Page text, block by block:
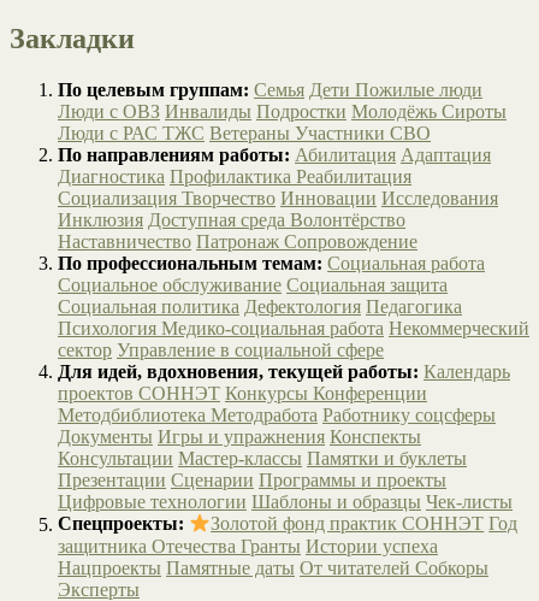
Закладки
По целевым группам: Семья Дети Пожилые люди
Люди с ОВЗ Инвалиды Подростки Молодёжь Сироты
Люди с РАС ТЖС Ветераны Участники СВО
По направлениям работы: Абилитация Адаптация
Диагностика Профилактика Реабилитация
Социализация Творчество Инновации Исследования
Инклюзия Доступная среда Волонтёрство
Наставничество Патронаж Сопровождение
По профессиональным темам: Социальная работа
Социальное обслуживание Социальная защита
Социальная политика Дефектология Педагогика
Психология Медико-социальная работа Некоммерческий
сектор Управление в социальной сфере
Для идей, вдохновения, текущей работы: Календарь
проектов СОННЭТ Конкурсы Конференции
Методбиблиотека Методработа Работнику соцсферы
Документы Игры и упражнения Конспекты
Консультации Мастер-классы Памятки и буклеты
Презентации Сценарии Программы и проекты
Цифровые технологии Шаблоны и образцы Чек-листы
Спецпроекты:
Золотой фонд практик СОННЭТ Год
защитника Отечества Гранты Истории успеха
Нацпроекты Памятные даты От читателей Собкоры
Эксперты